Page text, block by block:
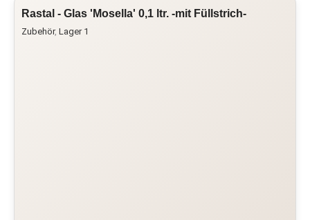
Rastal - Glas 'Mosella' 0,1 ltr. -mit Füllstrich-
Zubehör, Lager 1